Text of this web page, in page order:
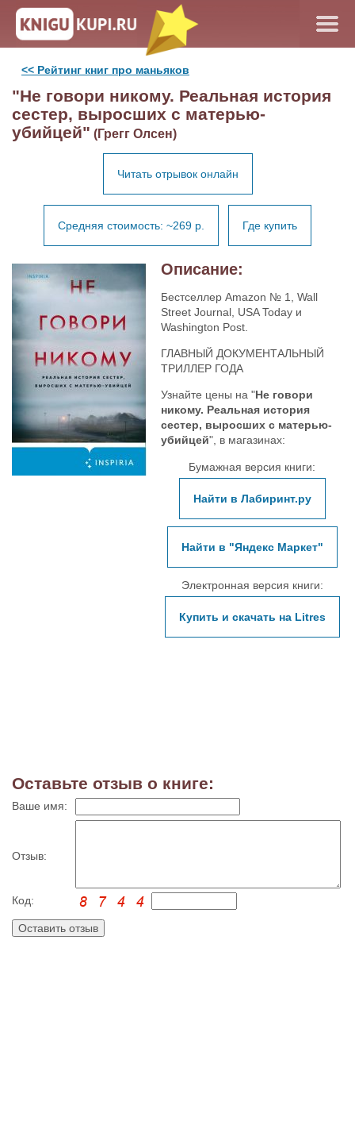
<< Рейтинг книг про маньяков
"Не говори никому. Реальная история
сестер, выросших с матерью-
убийцей" (Грегг Олсен)
Читать отрывок онлайн
Средняя стоимость: ~269 р. Где купить
Описание:
Бестселлер Amazon № 1, Wall
Street Journal, USA Today и
Washington Post.
ГЛАВНЫЙ ДОКУМЕНТАЛЬНЫЙ
ТРИЛЛЕР ГОДА
Узнайте цены на "Не говори
никому. Реальная история
сестер, выросших с матерью-
убийцей", в магазинах:
Бумажная версия книги:
Найти в Лабиринт.ру
Найти в "Яндекс Маркет"
Электронная версия книги:
Купить и скачать на Litres
Оставьте отзыв о книге:
Ваше имя:
Отзыв:
Код: